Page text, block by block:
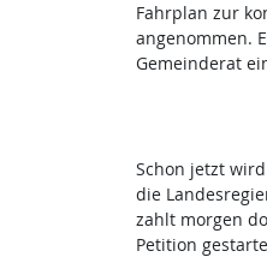
Fahrplan zur
angenommen.
Gemeinderat
Schon jetzt
die
zahlt morgen
Petition